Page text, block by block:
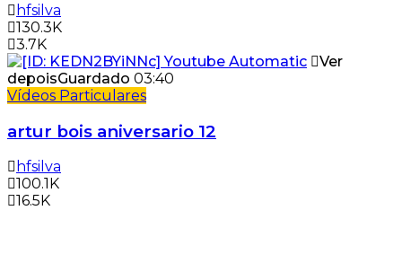
hfsilva
130.3K
3.7K
Ver
depoisGuardado 03:40
Vídeos Particulares
artur bois aniversario 12
hfsilva
100.1K
16.5K